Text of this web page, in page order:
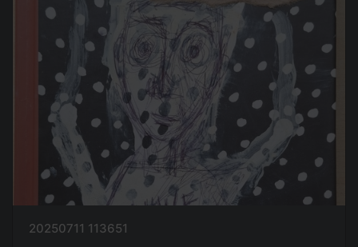
20250711 113651